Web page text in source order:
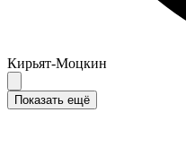
Кирьят-Моцкин
Показать ещё